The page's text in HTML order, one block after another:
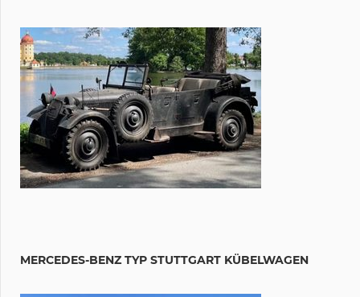
MERCEDES-BENZ TYP STUTTGART KÜBELWAGEN